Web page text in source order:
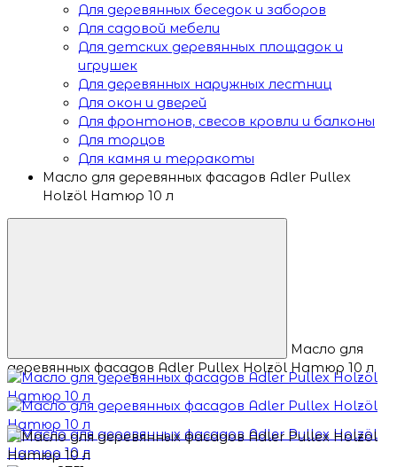
Для деревянных беседок и заборов
Для садовой мебели
Для детских деревянных площадок и
игрушек
Для деревянных наружных лестниц
Для окон и дверей
Для фронтонов, свесов кровли и балконы
Для торцов
Для камня и терракоты
Масло для деревянных фасадов Adler Pullex
Holzöl Натюр 10 л
Масло для
деревянных фасадов Adler Pullex Holzöl Натюр 10 л